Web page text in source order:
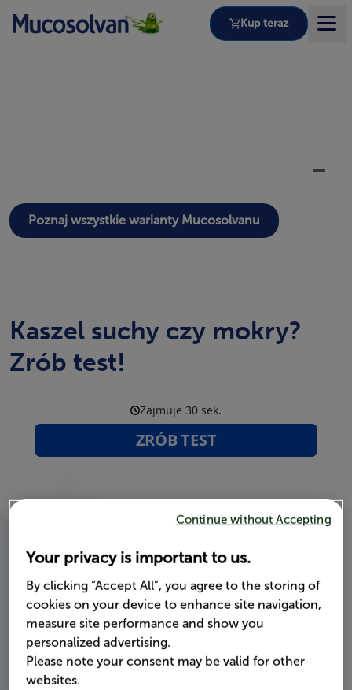
Kup teraz
Poznaj wszystkie warianty Mucosolvanu
Kaszel suchy czy mokry?
Zrób test!
Your privacy is important to us.
By clicking “Accept All”, you agree to the storing of
cookies on your device to enhance site navigation,
measure site performance and show you
personalized advertising.
Please note your consent may be valid for other
websites.
Continue without Accepting